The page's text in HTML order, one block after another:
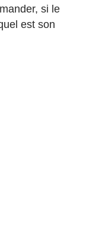
si le
est son